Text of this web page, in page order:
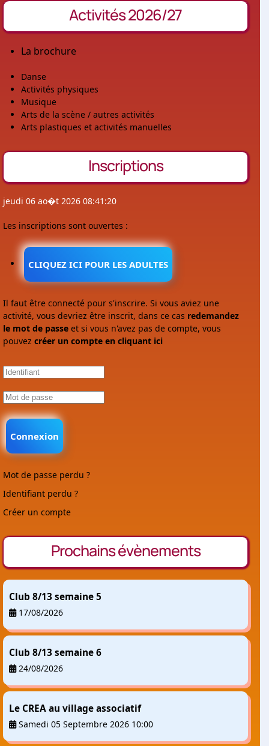
Activités 2026/27
La brochure
Danse
Activités physiques
Musique
Arts de la scène / autres activités
Arts plastiques et activités manuelles
Inscriptions
jeudi 06 ao�t 2026 08:41:20
Les inscriptions sont ouvertes :
CLIQUEZ ICI POUR LES ADULTES
Il faut être connecté pour s'inscrire. Si vous aviez une
activité, vous devriez être inscrit, dans ce cas redemandez
le mot de passe et si vous n'avez pas de compte, vous
pouvez créer un compte en cliquant ici
Connexion
Mot de passe perdu ?
Identifiant perdu ?
Créer un compte
Prochains évènements
Club 8/13 semaine 5
17/08/2026
Club 8/13 semaine 6
24/08/2026
Le CREA au village associatif
Samedi 05 Septembre 2026 10:00